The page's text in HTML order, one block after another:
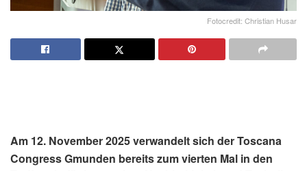
Fotocredit: Christian Husar
Am 12. November 2025 verwandelt sich der Toscana
Congress Gmunden bereits zum vierten Mal in den